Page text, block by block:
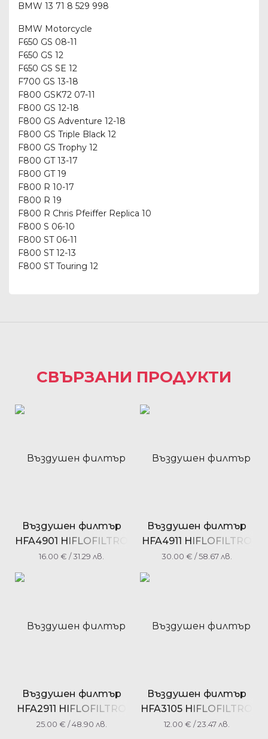
BMW 13 71 8 529 998
BMW Motorcycle
F650 GS 08-11
F650 GS 12
F650 GS SE 12
F700 GS 13-18
F800 GSK72 07-11
F800 GS 12-18
F800 GS Adventure 12-18
F800 GS Triple Black 12
F800 GS Trophy 12
F800 GT 13-17
F800 GT 19
F800 R 10-17
F800 R 19
F800 R Chris Pfeiffer Replica 10
F800 S 06-10
F800 ST 06-11
F800 ST 12-13
F800 ST Touring 12
СВЪРЗАНИ ПРОДУКТИ
Въздушен филтър
HFA4901 HIFLOFILTRO
16.00 € / 31.29 лв.
Въздушен филтър
HFA4911 HIFLOFILTRO
30.00 € / 58.67 лв.
Въздушен филтър
HFA2911 HIFLOFILTRO
25.00 € / 48.90 лв.
Въздушен филтър
HFA3105 HIFLOFILTRO
12.00 € / 23.47 лв.